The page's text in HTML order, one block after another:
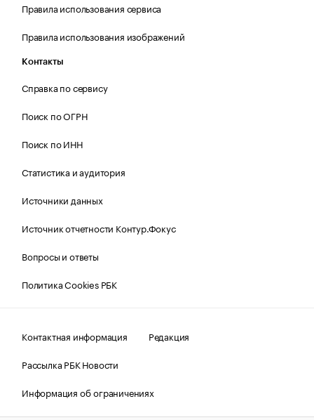
Правила использования сервиса
Правила использования изображений
Контакты
Справка по сервису
Поиск по ОГРН
Поиск по ИНН
Статистика и аудитория
Источники данных
Источник отчетности Контур.Фокус
Вопросы и ответы
Политика Cookies РБК
Контактная информация
Редакция
Рассылка РБК Новости
Информация об ограничениях